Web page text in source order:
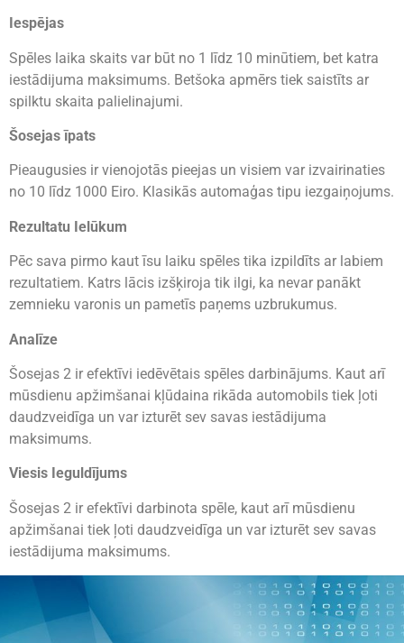
Iespējas
Spēles laika skaits var būt no 1 līdz 10 minūtiem, bet katra
iestādijuma maksimums. Betšoka apmērs tiek saistīts ar
spilktu skaita palielinajumi.
Šosejas īpats
Pieaugusies ir vienojotās pieejas un visiem var izvairinaties
no 10 līdz 1000 Eiro. Klasikās automaģas tipu iezgaiņojums.
Rezultatu Ielūkum
Pēc sava pirmo kaut īsu laiku spēles tika izpildīts ar labiem
rezultatiem. Katrs lācis izšķiroja tik ilgi, ka nevar panākt
zemnieku varonis un pametīs paņems uzbrukumus.
Analīze
Šosejas 2 ir efektīvi iedēvētais spēles darbinājums. Kaut arī
mūsdienu apžimšanai kļūdaina rikāda automobils tiek ļoti
daudzveidīga un var izturēt sev savas iestādijuma
maksimums.
Viesis Ieguldījums
Šosejas 2 ir efektīvi darbinota spēle, kaut arī mūsdienu
apžimšanai tiek ļoti daudzveidīga un var izturēt sev savas
iestādijuma maksimums.